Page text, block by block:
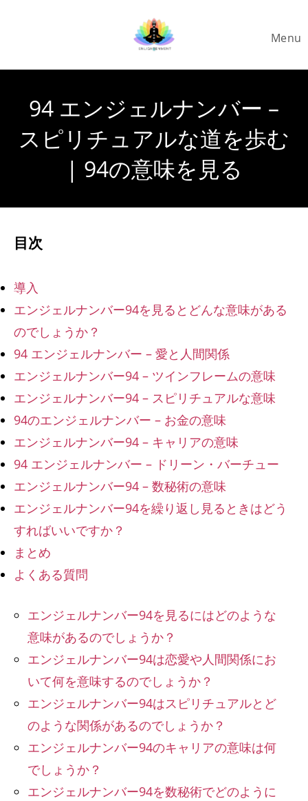
Menu
94 エンジェルナンバー –
スピリチュアルな道を歩む
| 94の意味を見る
目次
導入
エンジェルナンバー94を見るとどんな意味がある
のでしょうか？
94 エンジェルナンバー – 愛と人間関係
エンジェルナンバー94 – ツインフレームの意味
エンジェルナンバー94 – スピリチュアルな意味
94のエンジェルナンバー – お金の意味
エンジェルナンバー94 – キャリアの意味
94 エンジェルナンバー – ドリーン・バーチュー
エンジェルナンバー94 – 数秘術の意味
エンジェルナンバー94を繰り返し見るときはどう
すればいいですか？
まとめ
よくある質問
エンジェルナンバー94を見るにはどのような
意味があるのでしょうか？
エンジェルナンバー94は恋愛や人間関係にお
いて何を意味するのでしょうか？
エンジェルナンバー94はスピリチュアルとど
のような関係があるのでしょうか？
エンジェルナンバー94のキャリアの意味は何
でしょうか？
エンジェルナンバー94を数秘術でどのように